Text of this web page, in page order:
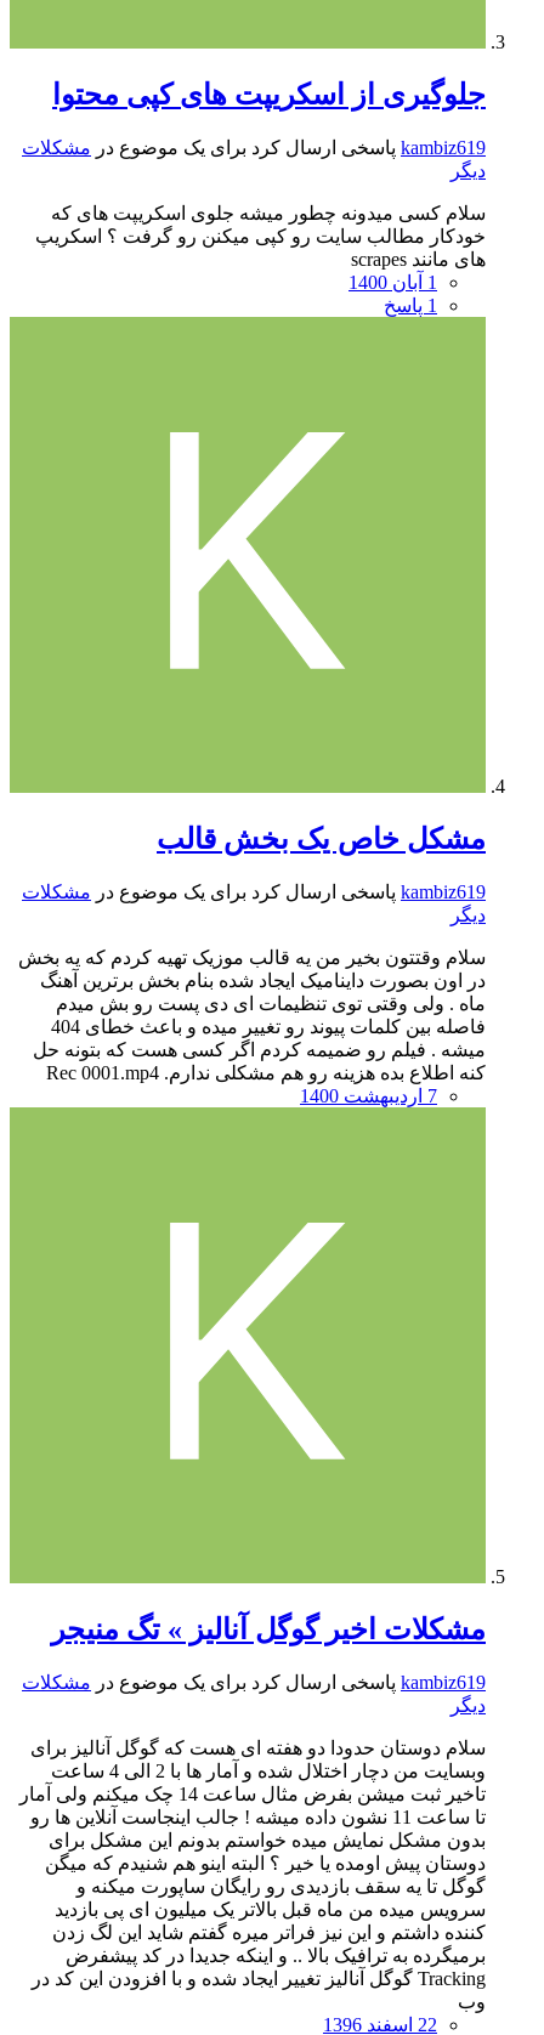
جلوگیری از اسکریپت های کپی محتوا
kambiz619 پاسخی ارسال کرد برای یک موضوع در مشکلات
دیگر
سلام کسی میدونه چطور میشه جلوی اسکریپت های که
خودکار مطالب سایت رو کپی میکنن رو گرفت ؟ اسکریپ
های مانند scrapes
1 آبان 1400
1 پاسخ
مشکل خاص یک بخش قالب
kambiz619 پاسخی ارسال کرد برای یک موضوع در مشکلات
دیگر
سلام وقتتون بخیر من یه قالب موزیک تهیه کردم که یه بخش
در اون بصورت داینامیک ایجاد شده بنام بخش برترین آهنگ
ماه . ولی وقتی توی تنظیمات ای دی پست رو بش میدم
فاصله بین کلمات پیوند رو تغییر میده و باعث خطای 404
میشه . فیلم رو ضمیمه کردم اگر کسی هست که بتونه حل
کنه اطلاع بده هزینه رو هم مشکلی ندارم. Rec 0001.mp4
7 اردیبهشت 1400
مشکلات اخیر گوگل آنالیز » تگ منیجر
kambiz619 پاسخی ارسال کرد برای یک موضوع در مشکلات
دیگر
سلام دوستان حدودا دو هفته ای هست که گوگل آنالیز برای
وبسایت من دچار اختلال شده و آمار ها با 2 الی 4 ساعت
تاخیر ثبت میشن بفرض مثال ساعت 14 چک میکنم ولی آمار
تا ساعت 11 نشون داده میشه ! جالب اینجاست آنلاین ها رو
بدون مشکل نمایش میده خواستم بدونم این مشکل برای
دوستان پیش اومده یا خیر ؟ البته اینو هم شنیدم که میگن
گوگل تا یه سقف بازدیدی رو رایگان ساپورت میکنه و
سرویس میده من ماه قبل بالاتر یک میلیون ای پی بازدید
کننده داشتم و این نیز فراتر میره گفتم شاید این لگ زدن
برمیگرده به ترافیک بالا .. و اینکه جدیدا در کد پیشفرض
Tracking گوگل آنالیز تغییر ایجاد شده و با افزودن این کد در
وب
22 اسفند 1396